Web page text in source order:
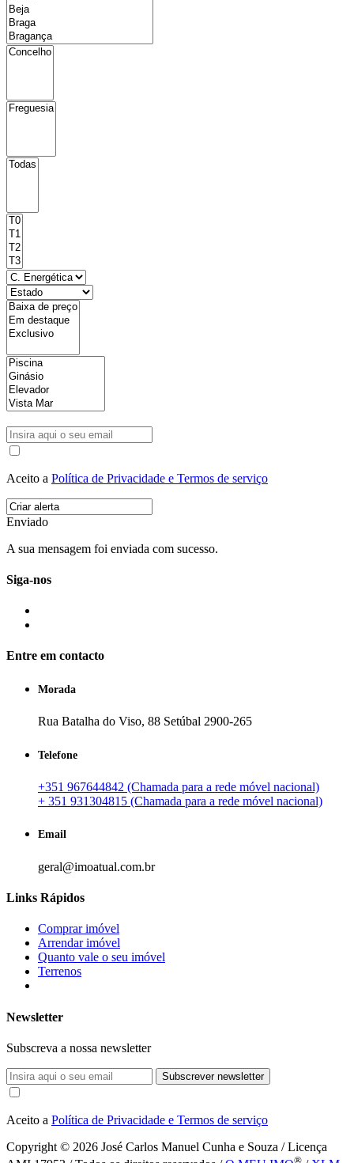
Aceito a Política de Privacidade e Termos de serviço
Enviado
A sua mensagem foi enviada com sucesso.
Siga-nos
Entre em contacto
Morada
Rua Batalha do Viso, 88 Setúbal 2900-265
Telefone
+351 967644842 (Chamada para a rede móvel nacional)
+ 351 931304815 (Chamada para a rede móvel nacional)
Email
geral@imoatual.com.br
Links Rápidos
Comprar imóvel
Arrendar imóvel
Quanto vale o seu imóvel
Terrenos
Newsletter
Subscreva a nossa newsletter
Subscrever newsletter
Aceito a Política de Privacidade e Termos de serviço
Copyright © 2026 José Carlos Manuel Cunha e Souza / Licença
®